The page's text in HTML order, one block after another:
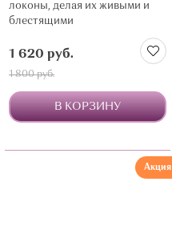
локоны, делая их живыми и
блестящими
1 620 руб.
1 800 руб.
В КОРЗИНУ
Акция